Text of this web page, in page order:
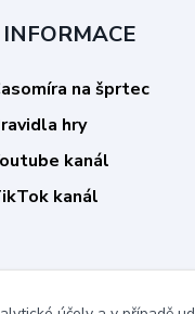
INFORMACE
na šprtec
hry
kanál
kanál